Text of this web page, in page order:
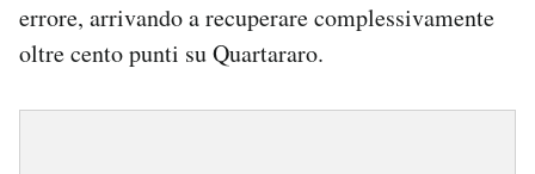
errore, arrivando a recuperare complessivamente
oltre cento punti su Quartararo.